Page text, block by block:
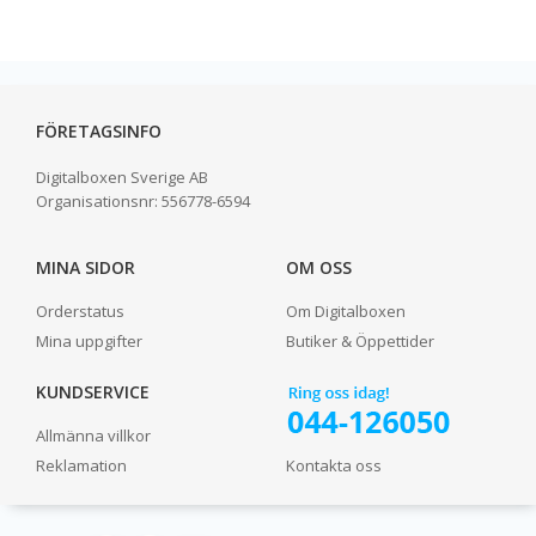
FÖRETAGSINFO
Digitalboxen Sverige AB
Organisationsnr: 556778-6594
MINA SIDOR
Orderstatus
Mina uppgifter
OM OSS
Om Digitalboxen
Butiker & Öppettider
KUNDSERVICE
Allmänna villkor
Reklamation
Kontakta oss